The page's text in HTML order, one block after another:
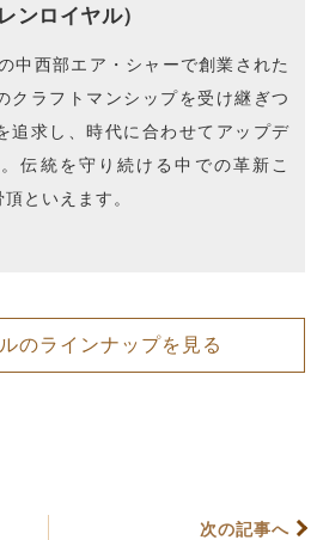
ンロイヤル）
中西部エア・シャーで創業された
クラフトマンシップを受け継ぎつ
追求し、時代に合わせてアップデ
伝統を守り続ける中での革新こ
といえます。
のラインナップを見る
次の記事へ